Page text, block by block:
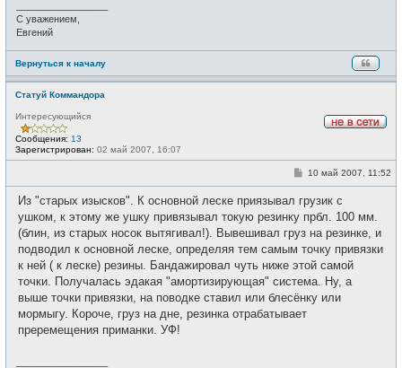
С уважением,
Евгений
Вернуться к началу
Статуй Коммандора
е
т
Интересующийся
Сообщения: 13
Зарегистрирован: 02 май 2007, 16:07
С
б
щ
н
и
10 май 2007, 11:52
Из "старых изысков". К основной леске приязывал грузик с
ушком, к этому же ушку привязывал токую резинку прбл. 100 мм.
(блин, из старых носок вытягивал!). Вывешивал груз на резинке, и
подводил к основной леске, определяя тем самым точку привязки
к ней ( к леске) резины. Бандажировал чуть ниже этой самой
точки. Получалась эдакая "амортизирующая" система. Ну, а
выше точки привязки, на поводке ставил или блесёнку или
мормыгу. Короче, груз на дне, резинка отрабатывает
преремещения приманки. УФ!